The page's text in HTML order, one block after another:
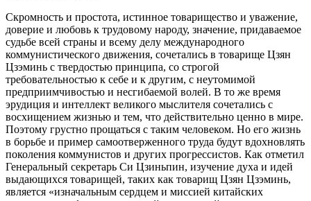
Скромность и простота, истинное товарищество и уважение,
доверие и любовь к трудовому народу, значение, придаваемое
судьбе всей страны и всему делу международного
коммунистического движения, сочетались в товарище Цзян
Цзэминь с твердостью принципа, со строгой
требовательностью к себе и к другим, с неутомимой
предприимчивостью и несгибаемой волей. В то же время
эрудиция и интеллект великого мыслителя сочетались с
восхищением жизнью и тем, что действительно ценно в мире.
Поэтому грустно прощаться с таким человеком. Но его жизнь
в борьбе и пример самоотверженного труда будут вдохновлять
поколения коммунистов и других прогрессистов. Как отметил
Генеральный секретарь Си Цзиньпин, изучение духа и идей
выдающихся товарищей, таких как товарищ Цзян Цзэминь,
является «изначальным сердцем и миссией китайских